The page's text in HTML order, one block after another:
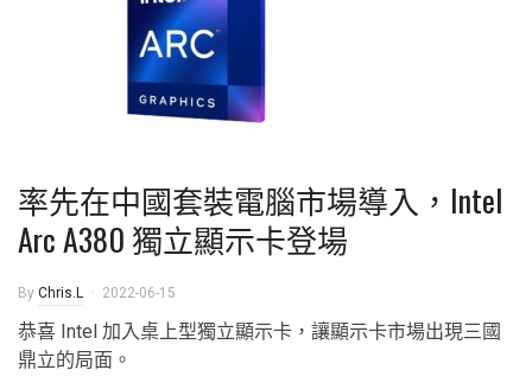
率先在中國套裝電腦市場導入，Intel
Arc A380 獨立顯示卡登場
By Chris.L 2022-06-15
恭喜 Intel 加入桌上型獨立顯示卡，讓顯示卡市場出現三國
鼎立的局面。